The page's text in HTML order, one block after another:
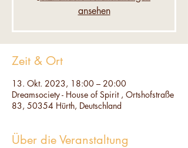
ansehen
Zeit & Ort
13. Okt. 2023, 18:00 – 20:00
Dreamsociety - House of Spirit , Ortshofstraße
83, 50354 Hürth, Deutschland
Über die Veranstaltung